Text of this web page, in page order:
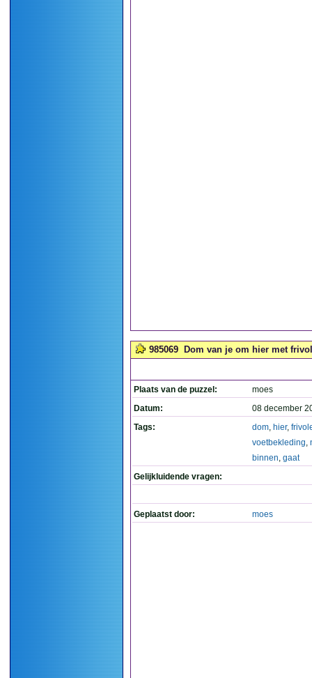
985069 Dom van je om hier met
Plaats van de puzzel:
moes
Datum:
08 december
Tags:
dom, hier,
voetbekleding,
binnen, gaat
Gelijkluidende vragen:
Geplaatst door: moes